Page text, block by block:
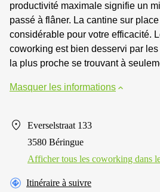
productivité maximale signifie un
passé à flâner. La cantine sur
considérable pour votre efficacité.
coworking est bien desservi par
la plus proche se trouvant à
Masquer les informations
Everselstraat 133
3580 Béringue
Afficher tous les сoworking dans
Itinéraire à suivre